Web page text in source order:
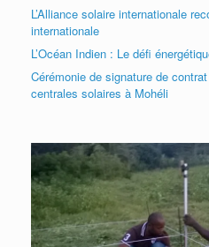
L’Alliance solaire internationale
internationale
L’Océan Indien : Le défi
Cérémonie de signature de
centrales solaires à Mohéli